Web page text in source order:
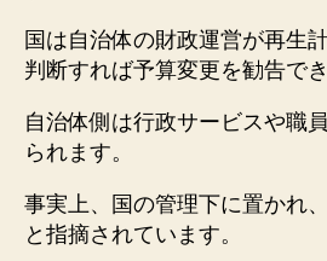
国は自治体の財政運営が再生
判断すれば予算変更を勧告でき
自治体側は行政サービスや職
られます。
事実上、国の管理下に置かれ
と指摘されています。